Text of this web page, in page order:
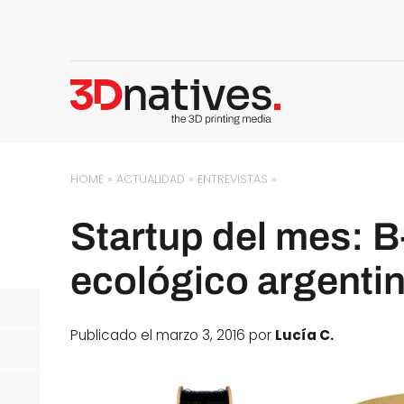
HOME »ACTUALIDAD » ENTREVISTAS »
Startup del mes:
ecológico
Publicado el marzo 3, 2016 por Lucía C.